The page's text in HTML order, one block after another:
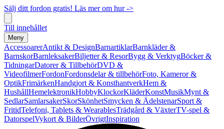
Sälj ditt fordon gratis! Läs mer om hur ->
Till innehållet
Meny
AccessoarerAntikt & DesignBarnartiklarBarnkläder &
BarnskorBarnleksakerBiljetter & ResorBygg & VerktygBöcker &
TidningarDatorer & TillbehörDVD &
VideofilmerFordonFordonsdelar & tillbehörFoto, Kameror &
OptikFrimärkenHandgjort & KonsthantverkHem &
HushållHemelektronikHobbyKlockorKläderKonstMusikMynt &
SedlarSamlarsakerSkorSkönhetSmycken & ÄdelstenarSport &
FritidTelefoni, Tablets & WearablesTrädgård & VäxterTV-spel &
DatorspelVykort & BilderÖvrigtInspiration